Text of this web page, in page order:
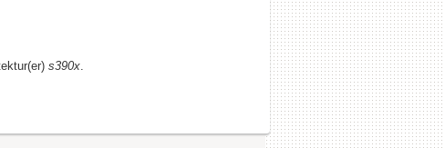
s390x.